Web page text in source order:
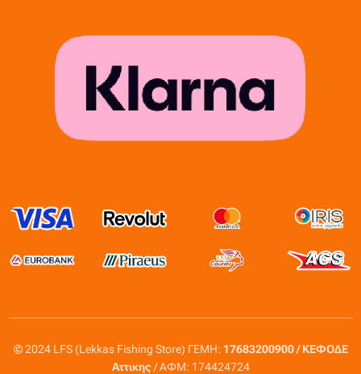
© 2024 LFS (Lekkas Fishing Store) ΓΕΜΗ: 17683200900 / ΚΕΦΟΔΕ
Αττικης/ ΑΦΜ: 174424724